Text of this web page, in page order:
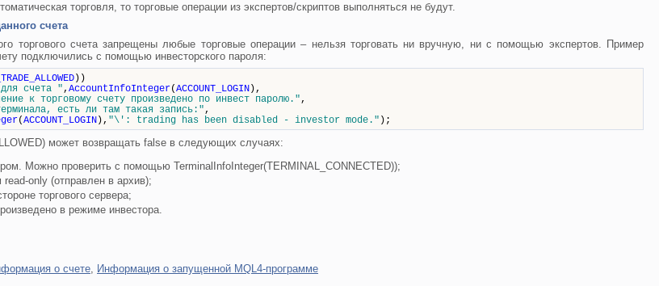
торговля, то торговые операции из экспертов/скриптов выполняться не будут.
счета
торгового счета запрещены любые торговые операции – нельзя торговать ни вручную, ни с помощью экспертов. Пример
подключились с помощью инвесторского пароля:
))
для счета ", AccountInfoInteger(ACCOUNT_LOGIN ),
к торговому счету произведено по инвест паролю.",
есть ли там такая запись:",
(ACCOUNT_LOGIN ), "\': trading has been disabled - investor mode." );
может возвращать false в следующих случаях:
Можно проверить с помощью TerminalInfoInteger(TERMINAL_CONNECTED));
only (отправлен в архив);
торгового сервера;
в режиме инвестора.
о счете, Информация о запущенной MQL4-программе